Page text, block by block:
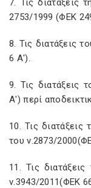
7. Τις διατάξεις
2753/1999 (ΦΕΚ
8. Τις διατάξεις
6 Α').
9. Τις διατάξεις
Α') περί
10. Τις
του ν.2873/
11. Τις
ν.3943/2011(ΦΕΚ